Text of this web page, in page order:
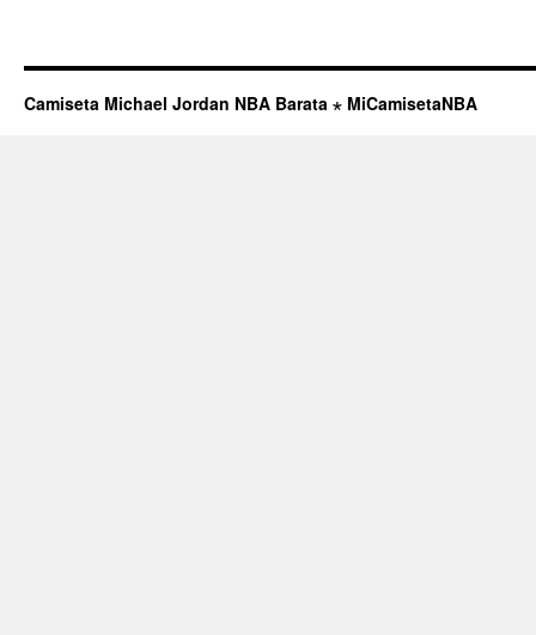
De
Las
Camiseta Michael Jordan NBA Barata ⋆ MiCamisetaNBA